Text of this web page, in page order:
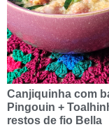
Canjiquinha com
Pingouin +
restos de fio Bella